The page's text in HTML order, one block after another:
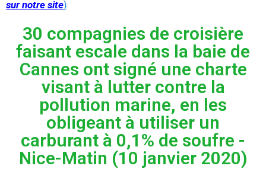
sur notre site)
30 compagnies de croisière
faisant escale dans la baie de
Cannes ont signé une charte
visant à lutter contre la
pollution marine, en les
obligeant à utiliser un
carburant à 0,1% de soufre -
Nice-Matin (10 janvier 2020)